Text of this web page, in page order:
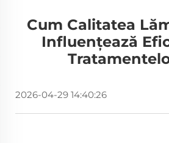
Cum Calitatea
Influențează
2026-04-29 14:40:26